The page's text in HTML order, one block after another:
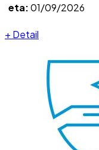
eta:01/09/2026
+ Detail